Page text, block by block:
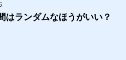
はランダムなほうがいい？